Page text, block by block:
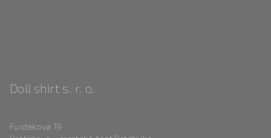
Doll shirt s. r. o.
Furdekova 19